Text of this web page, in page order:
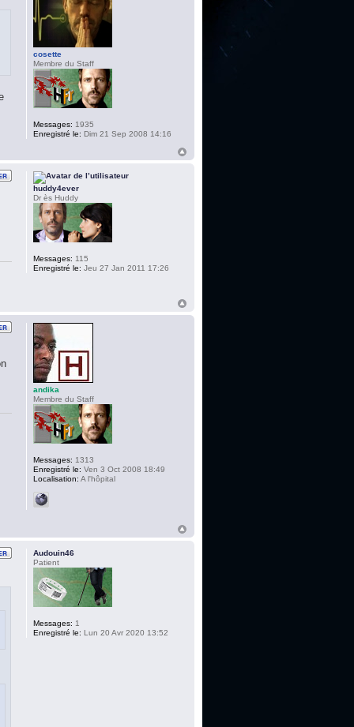
cosette
Membre du Staff
Messages: 1935
Enregistré le: Dim 21 Sep 2008 14:16
huddy4ever
Dr ès Huddy
Messages: 115
Enregistré le: Jeu 27 Jan 2011 17:26
andika
Membre du Staff
Messages: 1313
Enregistré le: Ven 3 Oct 2008 18:49
Localisation: A l'hôpital
Audouin46
Patient
Messages: 1
Enregistré le: Lun 20 Avr 2020 13:52